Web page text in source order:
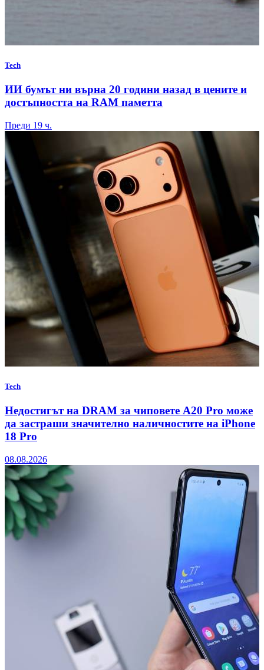
Tech
ИИ бумът ни върна 20 години назад в цените и
достъпността на RAM паметта
Преди 19 ч.
Tech
Недостигът на DRAM за чиповете A20 Pro може
да застраши значително наличностите на iPhone
18 Pro
08.08.2026